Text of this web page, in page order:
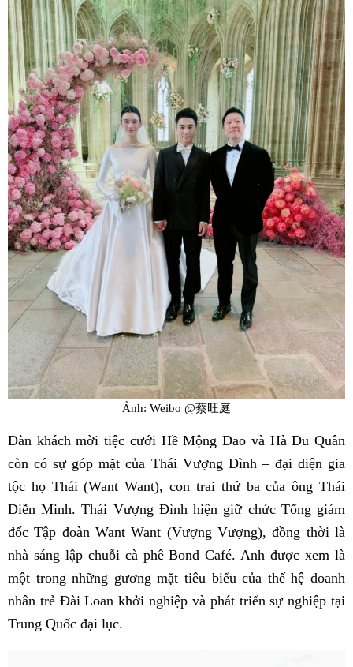
Ảnh: Weibo @蔡旺庭
Dàn khách mời tiệc cưới Hề Mộng Dao và Hà Du Quân
còn có sự góp mặt của Thái Vượng Đình – đại diện gia
tộc họ Thái (Want Want), con trai thứ ba của ông Thái
Diễn Minh. Thái Vượng Đình hiện giữ chức Tổng giám
đốc Tập đoàn Want Want (Vượng Vượng), đồng thời là
nhà sáng lập chuỗi cà phê Bond Café. Anh được xem là
một trong những gương mặt tiêu biểu của thế hệ doanh
nhân trẻ Đài Loan khởi nghiệp và phát triển sự nghiệp tại
Trung Quốc đại lục.